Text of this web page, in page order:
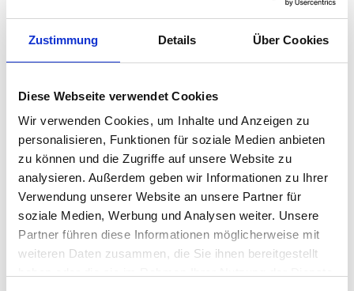
Zustimmung Details Über Cookies
Diese Webseite verwendet Cookies
Wir verwenden Cookies, um Inhalte und Anzeigen zu
personalisieren, Funktionen für soziale Medien anbieten
zu können und die Zugriffe auf unsere Website zu
analysieren. Außerdem geben wir Informationen zu Ihrer
Verwendung unserer Website an unsere Partner für
soziale Medien, Werbung und Analysen weiter. Unsere
Partner führen diese Informationen möglicherweise mit
weiteren Daten zusammen, die Sie ihnen bereitgestellt
LIND DNA - Square L
Corduroy Tischset
Variantenauswählen